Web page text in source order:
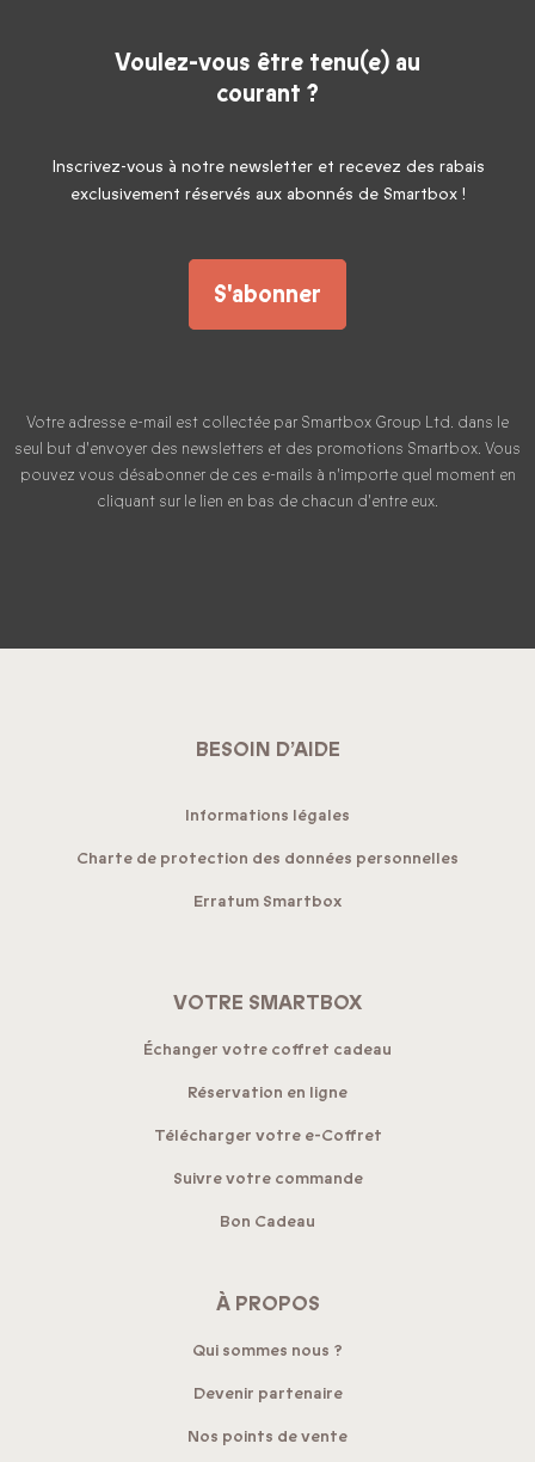
Voulez-vous être tenu(e) au
courant ?
Inscrivez-vous à notre newsletter et recevez des rabais
exclusivement réservés aux abonnés de Smartbox !
S'abonner
Votre adresse e-mail est collectée par Smartbox Group Ltd. dans le
seul but d'envoyer des newsletters et des promotions Smartbox. Vous
pouvez vous désabonner de ces e-mails à n'importe quel moment en
cliquant sur le lien en bas de chacun d'entre eux.
BESOIN D’AIDE
Informations légales
Charte de protection des données personnelles
Erratum Smartbox
VOTRE SMARTBOX
Échanger votre coffret cadeau
Réservation en ligne
Télécharger votre e-Coffret
Suivre votre commande
Bon Cadeau
À PROPOS
Qui sommes nous ?
Devenir partenaire
Nos points de vente